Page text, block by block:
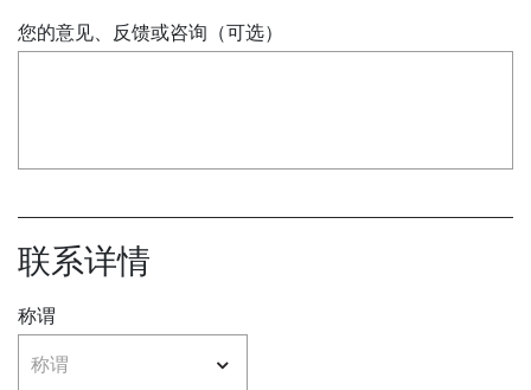
您的意见、反馈或咨询（可选）
联系详情
称谓